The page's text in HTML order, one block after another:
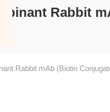
Rabbit
Rabbit mAb (Biotin